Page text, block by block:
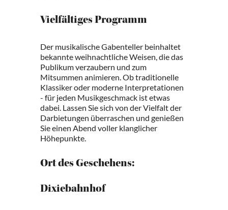
Vielfältiges Programm
Der musikalische Gabenteller beinhaltet
bekannte weihnachtliche Weisen, die das
Publikum verzaubern und zum
Mitsummen animieren. Ob traditionelle
Klassiker oder moderne Interpretationen
- für jeden Musikgeschmack ist etwas
dabei. Lassen Sie sich von der Vielfalt der
Darbietungen überraschen und genießen
Sie einen Abend voller klanglicher
Höhepunkte.
Ort des Geschehens:
Dixiebahnhof